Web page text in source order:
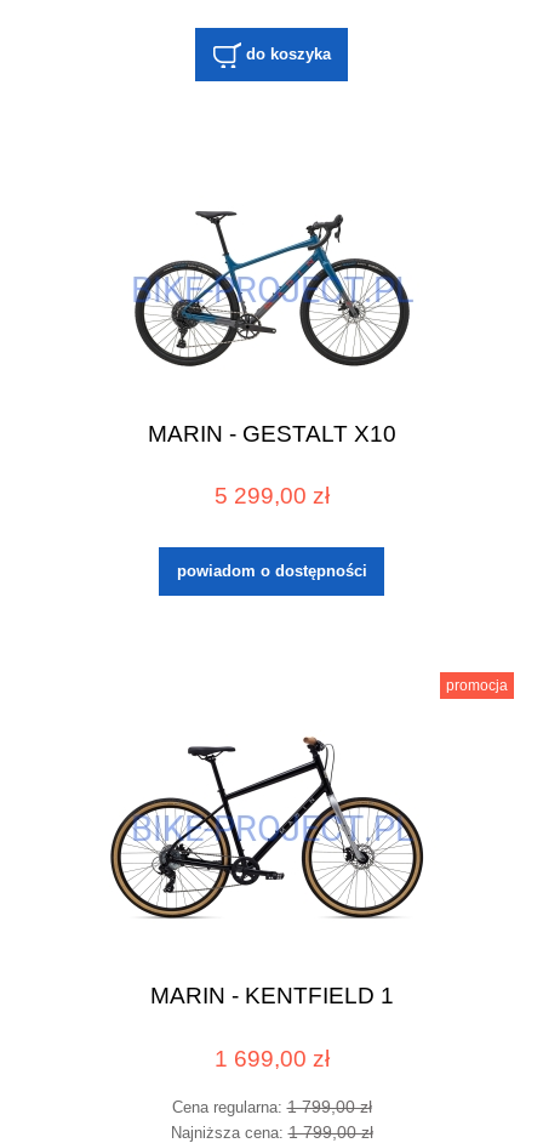
do koszyka
MARIN - GESTALT X10
5 299,00 zł
powiadom o dostępności
MARIN - KENTFIELD 1
1 699,00 zł
Cena regularna:1 799,00 zł
Najniższa cena:1 799,00 zł
promocja